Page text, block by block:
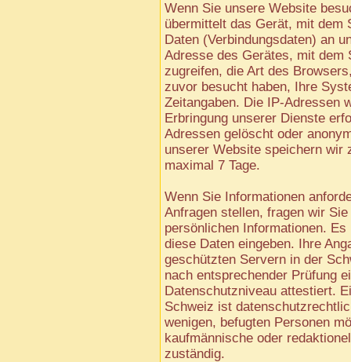
Wenn Sie unsere Website
übermittelt das Gerät, mit dem
Daten (Verbindungsdaten) an
Adresse des Gerätes, mit dem
zugreifen, die Art des
zuvor besucht haben, Ihre
Zeitangaben. Die IP-Adressen
Erbringung unserer Dienste
Adressen gelöscht oder
unserer Website speichern wir
maximal 7 Tage.
Wenn Sie Informationen
Anfragen stellen, fragen wir
persönlichen Informationen.
diese Daten eingeben. Ihre
geschützten Servern in der
nach entsprechender Prüfung
Datenschutzniveau attestiert.
Schweiz ist
wenigen, befugten Personen
kaufmännische oder
zuständig.